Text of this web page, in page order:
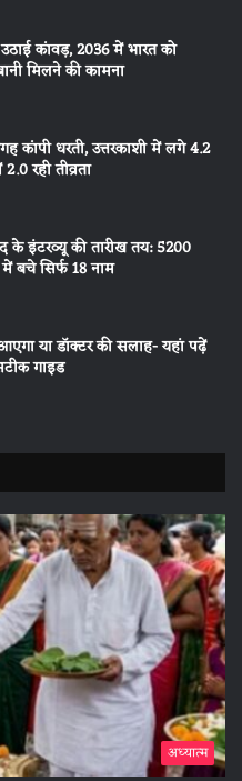
उठाई कांवड़, 2036 में भारत को
मिलने की कामना
कांपी धरती, उत्तरकाशी में लगे 4.2
रही तीव्रता
के इंटरव्यू की तारीख तय: 5200
बचे सिर्फ 18 नाम
या डॉक्टर की सलाह- यहां पढ़ें
गाइड
अध्यात्म